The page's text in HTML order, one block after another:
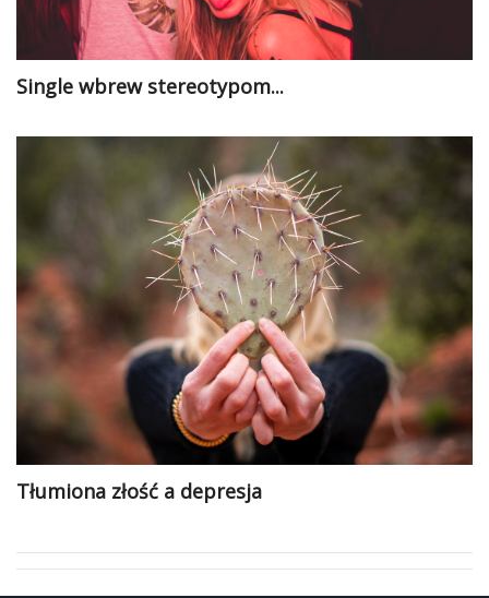
Single wbrew stereotypom...
Tłumiona złość a depresja